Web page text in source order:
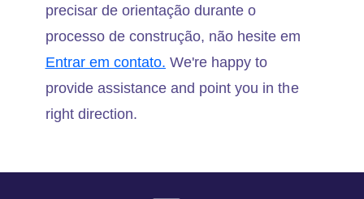
precisar de orientação durante o
processo de construção, não hesite em
Entrar em contato. We're happy to
provide assistance and point you in the
right direction.